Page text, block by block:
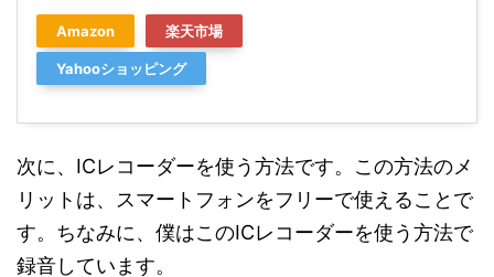
Amazon 楽天市場
Yahooショッピング
次に、ICレコーダーを使う方法です。この方法のメ
リットは、スマートフォンをフリーで使えることで
す。ちなみに、僕はこのICレコーダーを使う方法で
録音しています。